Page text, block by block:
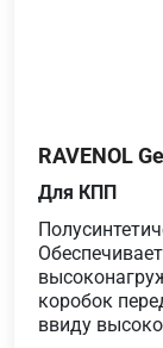
RAVENOL
Для КПП
коробок
ввиду